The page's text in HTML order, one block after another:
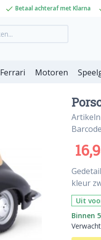
Betaal achteraf met Klarna
Ferrari Motoren
kleur
Uit
Binnen